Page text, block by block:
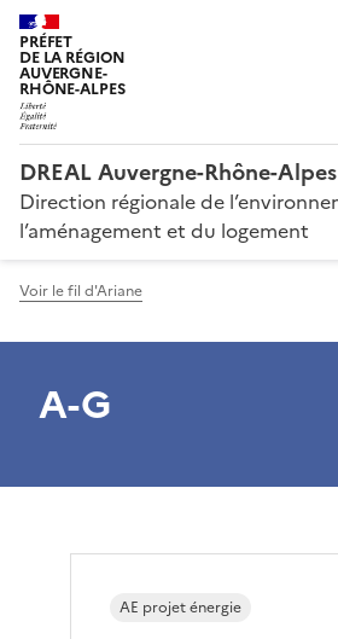
PRÉFET
DE LA RÉGION
AUVERGNE-
RHÔNE-ALPES
DREAL Auvergne-Rhône-Alpes
Direction régionale de
l’aménagement et du logement
Voir le fil d'Ariane
A-G
AE projet énergie